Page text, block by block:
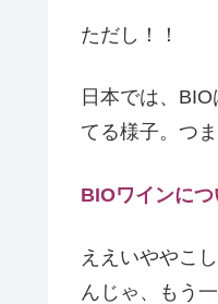
ただし！！
日本では、
てる様子。つま
BIOワインに
ええいややこし
んじゃ、もう